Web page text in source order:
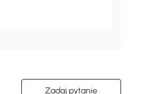
Zadaj pytanie